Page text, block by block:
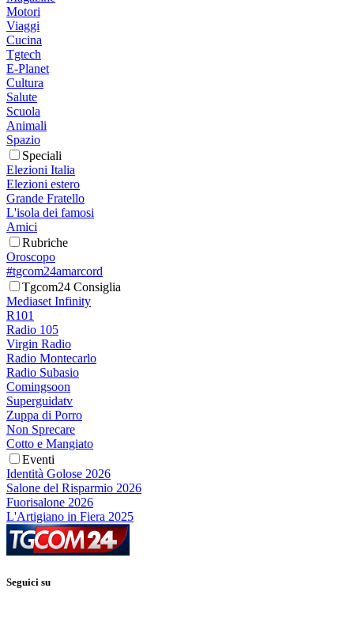
Motori
Viaggi
Cucina
Tgtech
E-Planet
Cultura
Salute
Scuola
Animali
Spazio
Speciali
Elezioni Italia
Elezioni estero
Grande Fratello
L'isola dei famosi
Amici
Rubriche
Oroscopo
#tgcom24amarcord
Tgcom24 Consiglia
Mediaset Infinity
R101
Radio 105
Virgin Radio
Radio Montecarlo
Radio Subasio
Comingsoon
Superguidatv
Zuppa di Porro
Non Sprecare
Cotto e Mangiato
Eventi
Identità Golose 2026
Salone del Risparmio 2026
Fuorisalone 2026
L'Artigiano in Fiera 2025
Seguici su